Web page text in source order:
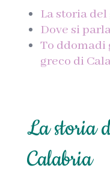
La storia
Dove si
To ddomadi
greco di
La storia
Calabria